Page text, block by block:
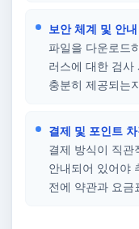
보안 체계 및 안
파일을 다운로드
러스에 대한 검
충분히 제공되는
결제 및 포인트
결제 방식이 직관
안내되어 있어야
전에 약관과 요금